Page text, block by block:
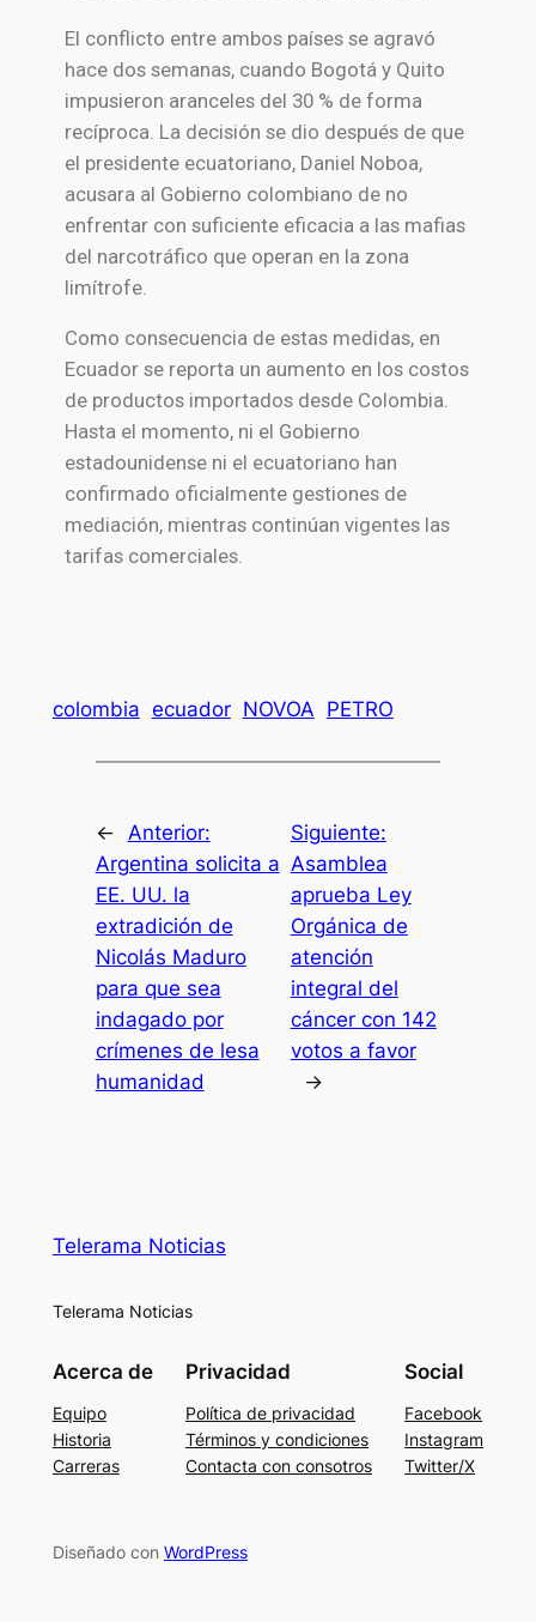
El conflicto entre ambos países se agravó
hace dos semanas, cuando Bogotá y Quito
impusieron aranceles del 30 % de forma
recíproca. La decisión se dio después de que
el presidente ecuatoriano, Daniel Noboa,
acusara al Gobierno colombiano de no
enfrentar con suficiente eficacia a las mafias
del narcotráfico que operan en la zona
limítrofe.
Como consecuencia de estas medidas, en
Ecuador se reporta un aumento en los costos
de productos importados desde Colombia.
Hasta el momento, ni el Gobierno
estadounidense ni el ecuatoriano han
confirmado oficialmente gestiones de
mediación, mientras continúan vigentes las
tarifas comerciales.
colombia ecuador NOVOA PETRO
← Anterior:
Argentina solicita a
EE. UU. la
extradición de
Nicolás Maduro
para que sea
indagado por
crímenes de lesa
humanidad
Siguiente:
Asamblea
aprueba Ley
Orgánica de
atención
integral del
cáncer con 142
votos a favor
→
Telerama Noticias
Telerama Noticias
Acerca de
Equipo
Historia
Carreras
Privacidad
Política de privacidad
Términos y condiciones
Contacta con consotros
Social
Facebook
Instagram
Twitter/X
Diseñado con WordPress